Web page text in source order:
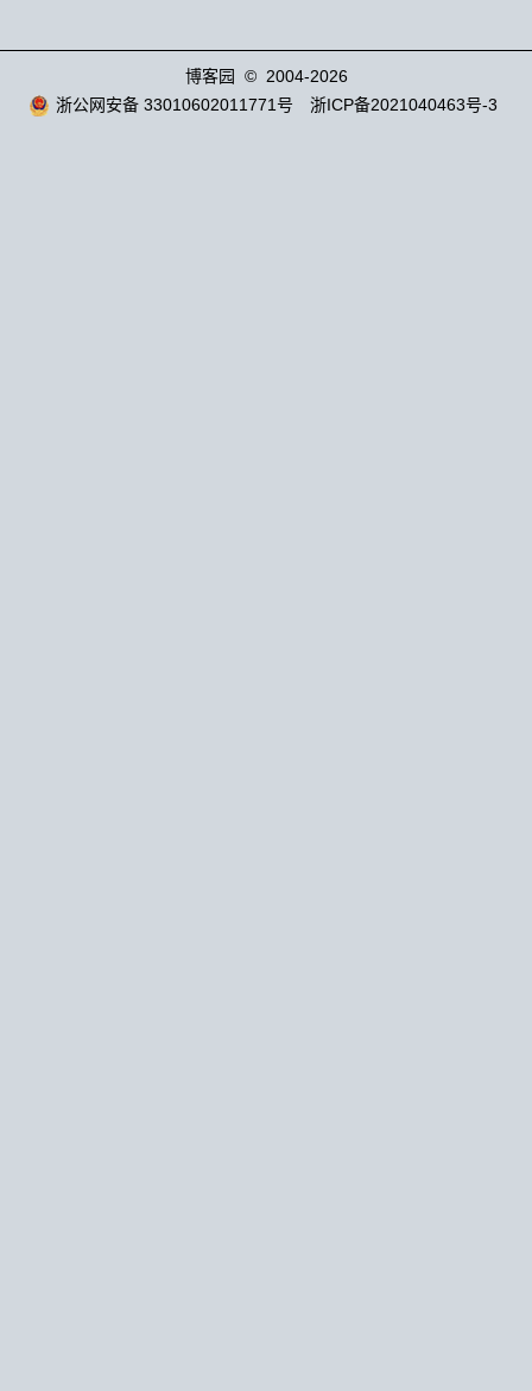
博客园
© 2004-2026
浙公网安备 33010602011771号
浙ICP备2021040463号-3